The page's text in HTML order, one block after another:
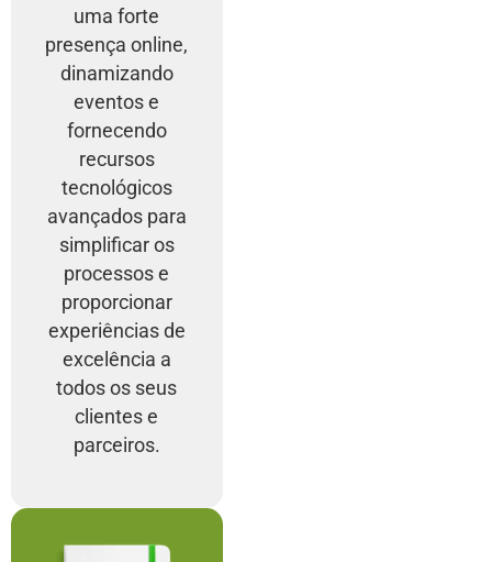
uma forte
presença online,
dinamizando
eventos e
fornecendo
recursos
tecnológicos
avançados para
simplificar os
processos e
proporcionar
experiências de
excelência a
todos os seus
clientes e
parceiros.